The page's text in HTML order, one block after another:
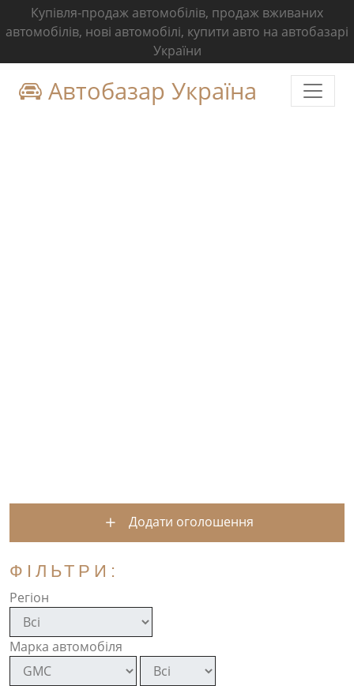
Купівля-продаж автомобілів, продаж вживаних
автомобілів, нові автомобілі, купити авто на автобазарі
України
Автобазар Україна
Додати оголошення
ФІЛЬТРИ:
Регіон
Марка автомобіля